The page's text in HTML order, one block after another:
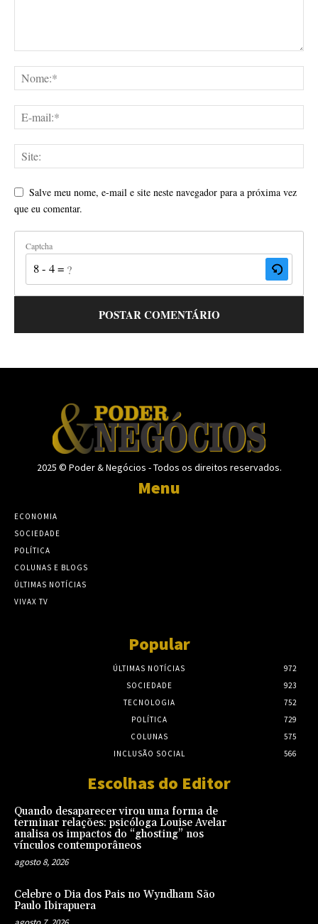
Salve meu nome, e-mail e site neste navegador para a próxima vez
que eu comentar.
Captcha
8 - 4 = ?
2025 © Poder & Negócios - Todos os direitos reservados.
Menu
ECONOMIA
SOCIEDADE
POLÍTICA
COLUNAS E BLOGS
ÚLTIMAS NOTÍCIAS
VIVAX TV
Popular
ÚLTIMAS NOTÍCIAS
972
SOCIEDADE
923
TECNOLOGIA
752
POLÍTICA
729
COLUNAS
575
INCLUSÃO SOCIAL
566
Escolhas do Editor
Quando desaparecer virou uma forma de
terminar relações: psicóloga Louise Avelar
analisa os impactos do “ghosting” nos
vínculos contemporâneos
agosto 8, 2026
Celebre o Dia dos Pais no Wyndham São
Paulo Ibirapuera